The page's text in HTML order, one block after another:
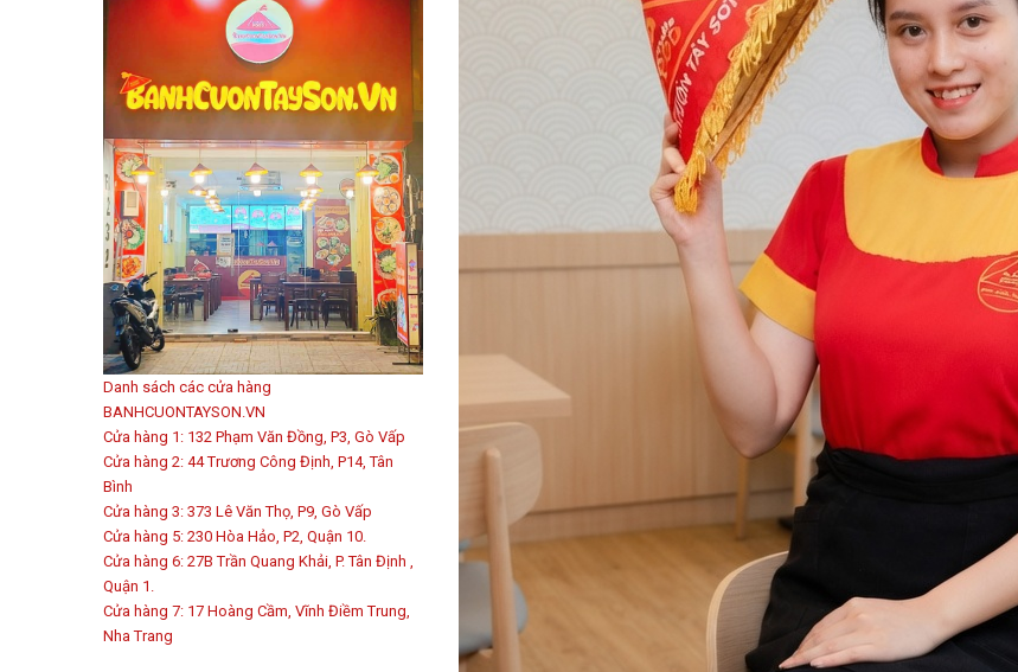
Danh sách các cửa hàng
BANHCUONTAYSON.VN
Cửa hàng 1: 132 Phạm Văn Đồng, P3, Gò Vấp
Cửa hàng 2: 44 Trương Công Định, P14, Tân
Bình
Cửa hàng 3: 373 Lê Văn Thọ, P9, Gò Vấp
Cửa hàng 5: 230 Hòa Hảo, P2, Quận 10.
Cửa hàng 6: 27B Trần Quang Khải, P. Tân Định ,
Quận 1.
Cửa hàng 7: 17 Hoàng Cầm, Vĩnh Điềm Trung,
Nha Trang